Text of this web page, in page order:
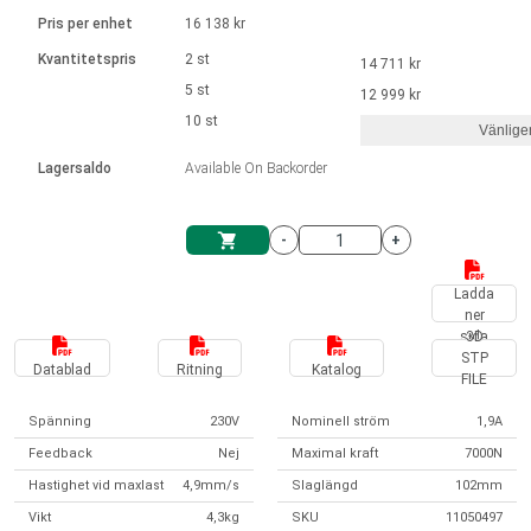
Enhetssystem
Solenoids
Ø 28-42| 1-1400 rpm | <= 290Ncm
Styrningar borstlösa DC motorer
Styrningar DC motorer
Drivsteg 2-6 A
Synkrona-Asynkrona | för 1-4 ställdon
Synkrona-Asynkrona | för 1-4 ställdon
Français (EUR)
Norsk (NOK)
Suomi (EUR)
Svenska (SEK)
Pris per enhet
Kvantitetspris
Lagersaldo
16 138 kr
2 st
5 st
10 st
Available On Backorder
14 711 kr
12 999 kr
- +
Ladda
ner
sida
Datablad
Ritning Katalog
3D
STP
FILE
Spänning 230V Nominell ström 1,9A
Feedback Nej Maximal kraft 7000N
Hastighet vid maxlast 4,9mm/s Slaglängd 102mm
Vikt 4,3kg SKU 11050497